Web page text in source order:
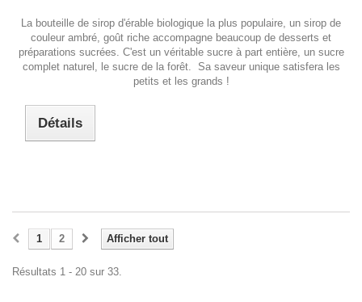
La bouteille de sirop d'érable biologique la plus populaire, un sirop de
couleur ambré, goût riche accompagne beaucoup de desserts et
préparations sucrées. C'est un véritable sucre à part entière, un sucre
complet naturel, le sucre de la forêt. Sa saveur unique satisfera les
petits et les grands !
Détails
Afficher tout
1 2
Résultats 1 - 20 sur 33.